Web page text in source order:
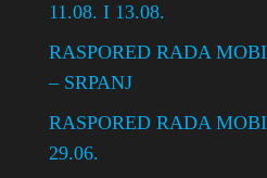
11.08. I 13.08.
RASPORED RADA
– SRPANJ
RASPORED RADA
29.06.